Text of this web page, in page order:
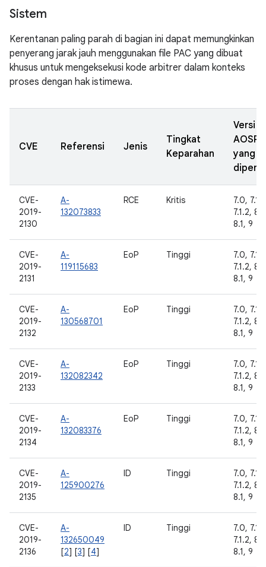
Sistem
Kerentanan paling parah di bagian ini dapat memungkinkan
penyerang jarak jauh menggunakan file PAC yang dibuat
khusus untuk mengeksekusi kode arbitrer dalam konteks
proses dengan hak istimewa.
CVE Referensi Jenis
Tingkat
Keparahan
Versi
AOSP
yang
CVE-
2019-
2130
A-
132073833
RCE Kritis
7.0, 7.1.1,
7.1.2,
8.1, 9
CVE-
2019-
2131
A-
119115683
EoP Tinggi
7.0, 7.1.1,
7.1.2,
8.1, 9
CVE-
2019-
2132
A-
130568701
EoP Tinggi
7.0, 7.1.1,
7.1.2,
8.1, 9
CVE-
2019-
2133
A-
132082342
EoP Tinggi
7.0, 7.1.1,
7.1.2,
8.1, 9
CVE-
2019-
2134
A-
132083376
EoP Tinggi
7.0, 7.1.1,
7.1.2,
8.1, 9
CVE-
2019-
2135
A-
125900276
ID Tinggi
7.0, 7.1.1,
7.1.2,
8.1, 9
CVE-
2019-
2136
A-
132650049
[2] [3] [4]
ID Tinggi
7.0, 7.1.1,
7.1.2,
8.1, 9